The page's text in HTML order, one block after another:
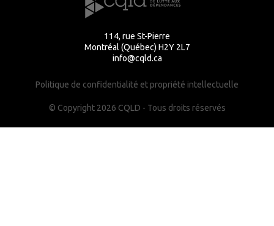
114, rue St-Pierre
Montréal (Québec) H2Y 2L7
info@cqld.ca
© Copyright 2026 CQLD - Tous droits réservés
Politique de confidentialité et propriété intellectuelle